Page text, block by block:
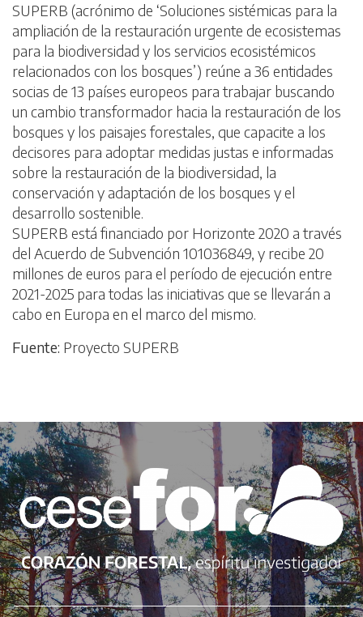
SUPERB (acrónimo de ‘Soluciones sistémicas para la
ampliación de la restauración urgente de ecosistemas
para la biodiversidad y los servicios ecosistémicos
relacionados con los bosques’) reúne a 36 entidades
socias de 13 países europeos para trabajar buscando
un cambio transformador hacia la restauración de los
bosques y los paisajes forestales, que capacite a los
decisores para adoptar medidas justas e informadas
sobre la restauración de la biodiversidad, la
conservación y adaptación de los bosques y el
desarrollo sostenible.
SUPERB está financiado por Horizonte 2020 a través
del Acuerdo de Subvención 101036849, y recibe 20
millones de euros para el período de ejecución entre
2021-2025 para todas las iniciativas que se llevarán a
cabo en Europa en el marco del mismo.
Fuente: Proyecto SUPERB